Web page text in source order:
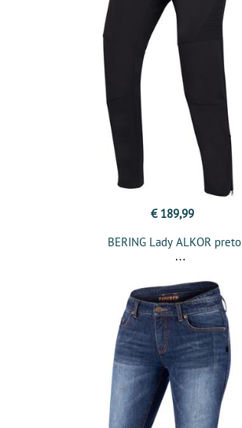
€ 189,99
BERING Lady ALKOR preto